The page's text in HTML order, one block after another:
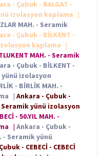
- Çubuk - BALGAT -
izolasyon kaplama
|
MAH. - Seramik
- Çubuk - BİLKENT -
kaplama
|
MAH. - Seramik
- Çubuk - BİLKENT -
yünü izolasyon
- BİRLİK MAH. -
| Ankara - Çubuk -
Seramik yünü izolasyon
- 50.YIL MAH. -
| Ankara - Çubuk -
- Seramik yünü
- CEBECİ - CEBECİ